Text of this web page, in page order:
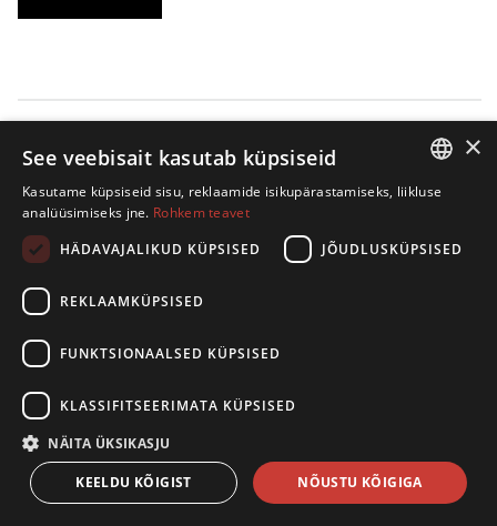
ENGLISH
×
See veebisait kasutab küpsiseid
Kasutame küpsiseid sisu, reklaamide isikupärastamiseks, liikluse
analüüsimiseks jne. Rohkem teavet
HÄDAVAJALIKUD KÜPSISED
JÕUDLUSKÜPSISED
REKLAAMKÜPSISED
FUNKTSIONAALSED KÜPSISED
KLASSIFITSEERIMATA KÜPSISED
NÄITA ÜKSIKASJU
NÕUSTU KÕIGIGA
KEELDU KÕIGIST